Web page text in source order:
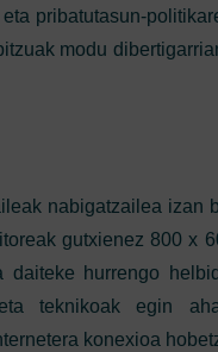
pribatutasun-
modu
nabigatzailea izan
gutxienez 800 x
daiteke hurrengo
teknikoak egin
konexioa